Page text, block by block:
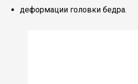
деформации головки бедра.